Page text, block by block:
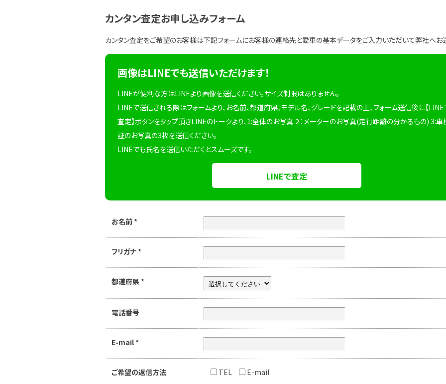
カンタン査定お申し込みフォーム
カンタン査定をご希望のお客様は下記フォームにお客様の連絡先と愛車の基本データをご入力いただいて弊社へお
画像はLINEでも送信いただけます！
LINEが便利な方はLINEより画像を送信ください。サイズ制限はありません。
LINEで送信される際はフォームより、お名前、都道府県、モデル名、グレードを記載の上、フォーム送信後に【LINE
査定】ボタンをタップ頂きLINEのトークより、1:全体のお写真 ２：メーターのお写真(走行距離の分かるもの) 3:車
証のお写真の3枚を送信ください。
LINEでも氏名を送信いただくとスムーズです。
LINEで査定
お名前 *
フリガナ *
都道府県 *
電話番号
E-mail *
ご希望の返信方法 TEL E-mail